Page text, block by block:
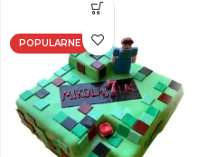
POPULARNE